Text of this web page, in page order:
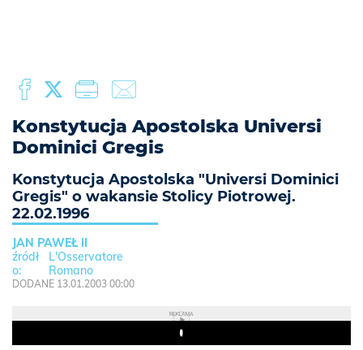
Konstytucja Apostolska Universi
Dominici Gregis
Konstytucja Apostolska "Universi Dominici
Gregis" o wakansie Stolicy Piotrowej.
22.02.1996
JAN PAWEŁ II
L'Osservatore
Romano
DODANE 13.01.2003 00:00
REKLAMA
Play